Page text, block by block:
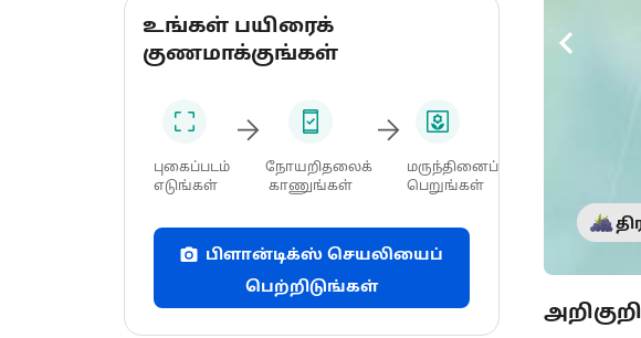
உங்கள் பயிரைக்
குணமாக்குங்கள்
புகைப்படம்
எடுங்கள்
நோயறிதலைக்
காணுங்கள்
மருந்தினைப்
பெறுங்கள்
பிளான்டிக்ஸ் செயலியைப்
பெற்றிடுங்கள்